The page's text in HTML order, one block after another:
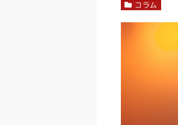
コラム